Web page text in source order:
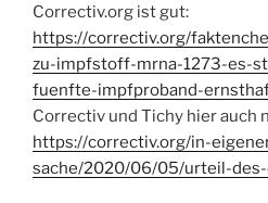
Correctiv.org ist gut:
https://correctiv.org/
zu-impfstoff-mrna-1273-es-
fuenfte-impfproband-
Correctiv und Tichy hier auch
https://correctiv.org/in-
sache/2020/06/05/urteil-